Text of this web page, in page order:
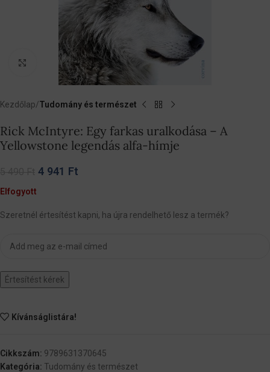
Nagyítás
Kezdőlap Tudomány és természet
Rick McIntyre: Egy farkas uralkodása – A
Yellowstone legendás alfa-hímje
4 941 Ft
Elfogyott
Szeretnél értesítést kapni, ha újra rendelhető lesz a termék?
Értesítést kérek
Kívánságlistára!
Cikkszám: 9789631370645
Kategória: Tudomány és természet